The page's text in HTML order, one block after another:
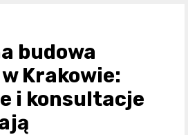
budowa
Krakowie:
i konsultacje